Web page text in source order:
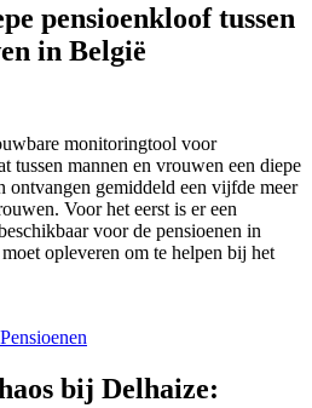
pensioenkloof tussen
in België
monitoringtool voor
tussen mannen en vrouwen een diepe
ontvangen gemiddeld een vijfde meer
Voor het eerst is er een
voor de pensioenen in
opleveren om te helpen bij het
Pensioenen
bij Delhaize: